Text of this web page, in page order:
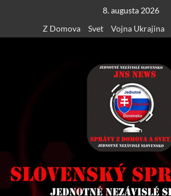
content
8. augusta 2026
Z Domova
Svet Vojna Ukrajina